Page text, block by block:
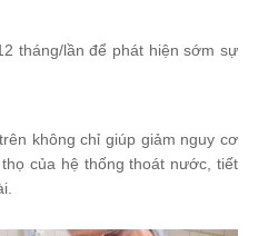
tháng/lần để phát hiện sớm sự
không chỉ giúp giảm nguy cơ
của hệ thống thoát nước, tiết